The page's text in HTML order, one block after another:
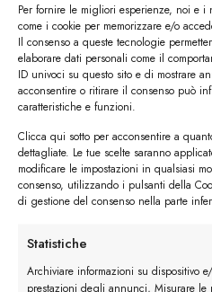
Per fornire le migliori esperienze, noi e
come i cookie per memorizzare e/o
Il consenso a queste tecnologie
elaborare dati personali come il
ID univoci su questo sito e di mostrare
acconsentire o ritirare il consenso può
caratteristiche e funzioni.
Clicca qui sotto per acconsentire a
dettagliate. Le tue scelte saranno
modificare le impostazioni in qualsiasi
consenso, utilizzando i pulsanti della
di gestione del consenso nella parte
Statistiche
Archiviare informazioni su dispositivo
prestazioni degli annunci, Misurare le